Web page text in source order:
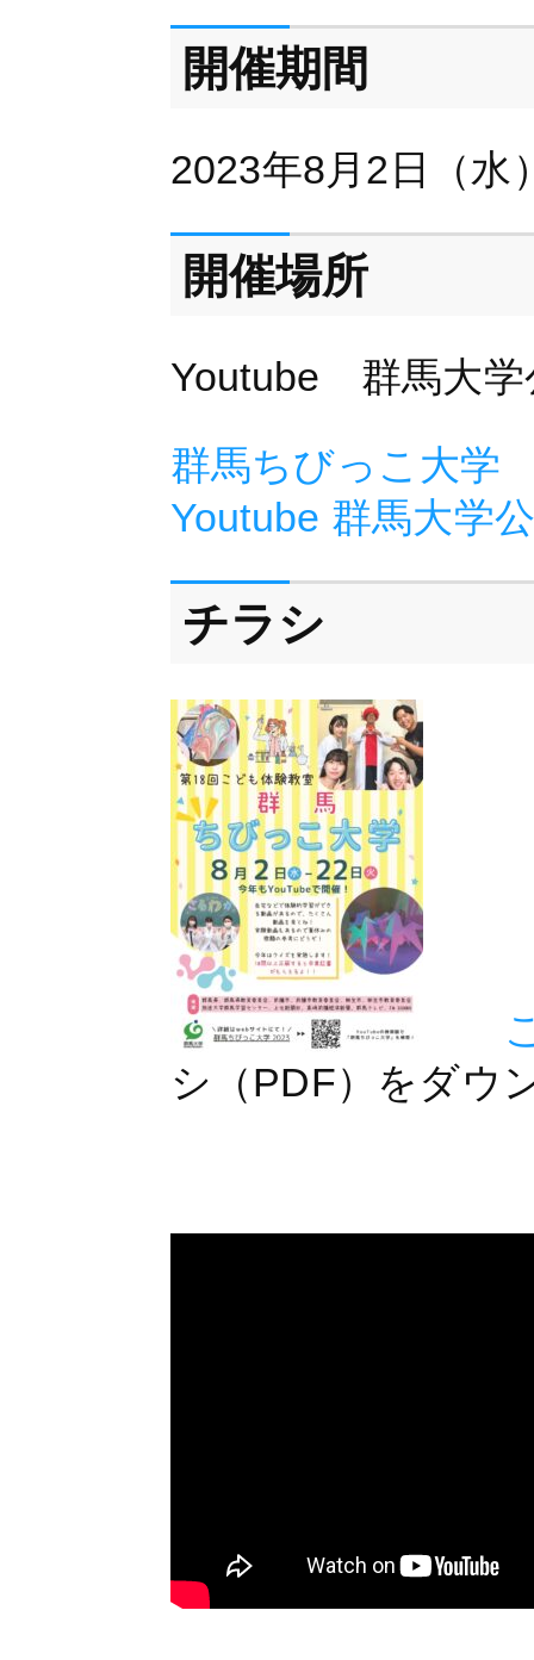
開催期間
2023年8月2日（水
開催場所
Youtube 群馬大学
群馬ちびっこ大学
Youtube 群馬大学
チラシ
シ（PDF）をダウ